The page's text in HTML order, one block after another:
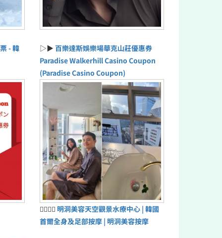
- 韓 ▷▶百樂達斯娛樂場華克山莊優惠券
Paradise Walkerhill Casino Coupon
(Paradise Casino Coupon)
💆‍♀️💆‍♂️ 明洞美容天空觀景水療中心 | 韓國
首爾全身及足部按摩 | 明洞美容按摩